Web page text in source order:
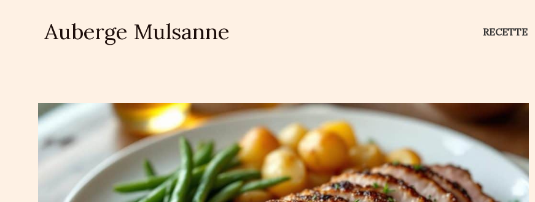
Auberge Mulsanne RECETTE